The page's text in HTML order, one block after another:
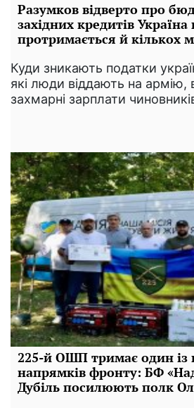
Разумков відверто про
західних кредитів Україна
протримається й кількох
Куди зникають податки
які люди віддають на армію,
захмарні зарплати
225-й ОШП тримає один із
напрямків фронту: БФ
Дубіль посилюють полк